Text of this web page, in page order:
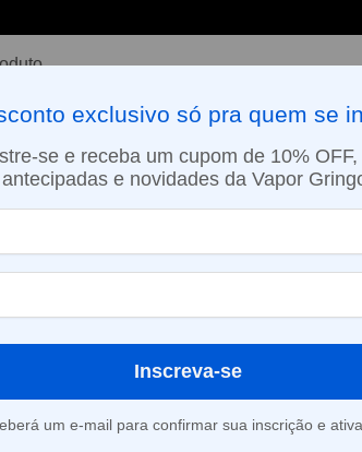
DE ERVAS E-LIQUÍDOS
EM SÃO PAULO (SEG A SEX): PEDIDOS
Mostrando todos os 6
exclusivo só pra quem se
se e receba um cupom de 10%
antecipadas e novidades da Vapor
Inscreva-se
um e-mail para confirmar sua inscrição e